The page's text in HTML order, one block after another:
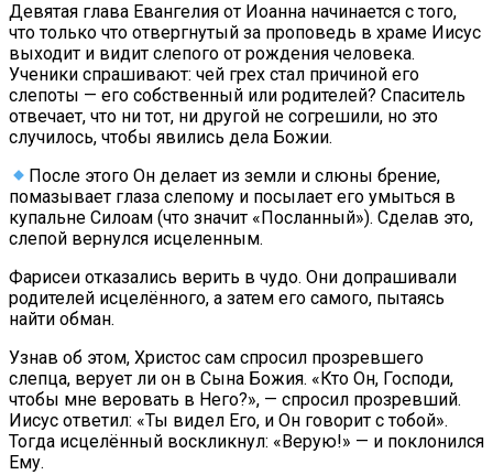
Девятая глава Евангелия от Иоанна начинается с того,
что только что отвергнутый за проповедь в храме Иисус
выходит и видит слепого от рождения человека.
Ученики спрашивают: чей грех стал причиной его
слепоты — его собственный или родителей? Спаситель
отвечает, что ни тот, ни другой не согрешили, но это
случилось, чтобы явились дела Божии.
После этого Он делает из земли и слюны брение,
помазывает глаза слепому и посылает его умыться в
купальне Силоам (что значит «Посланный»). Сделав это,
слепой вернулся исцеленным.
Фарисеи отказались верить в чудо. Они допрашивали
родителей исцелённого, а затем его самого, пытаясь
найти обман.
Узнав об этом, Христос сам спросил прозревшего
слепца, верует ли он в Сына Божия. «Кто Он, Господи,
чтобы мне веровать в Него?», — спросил прозревший.
Иисус ответил: «Ты видел Его, и Он говорит с тобой».
Тогда исцелённый воскликнул: «Верую!» — и поклонился
Ему.